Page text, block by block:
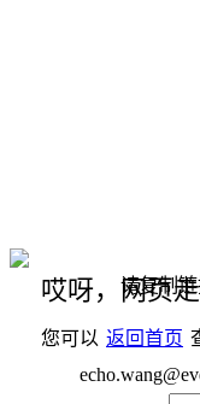
哎呀，网页
您可以 返回首页
请复制